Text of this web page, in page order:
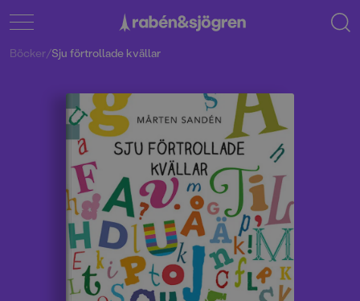
Böcker/Sju förtrollade kvällar